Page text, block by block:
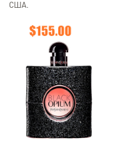
США.